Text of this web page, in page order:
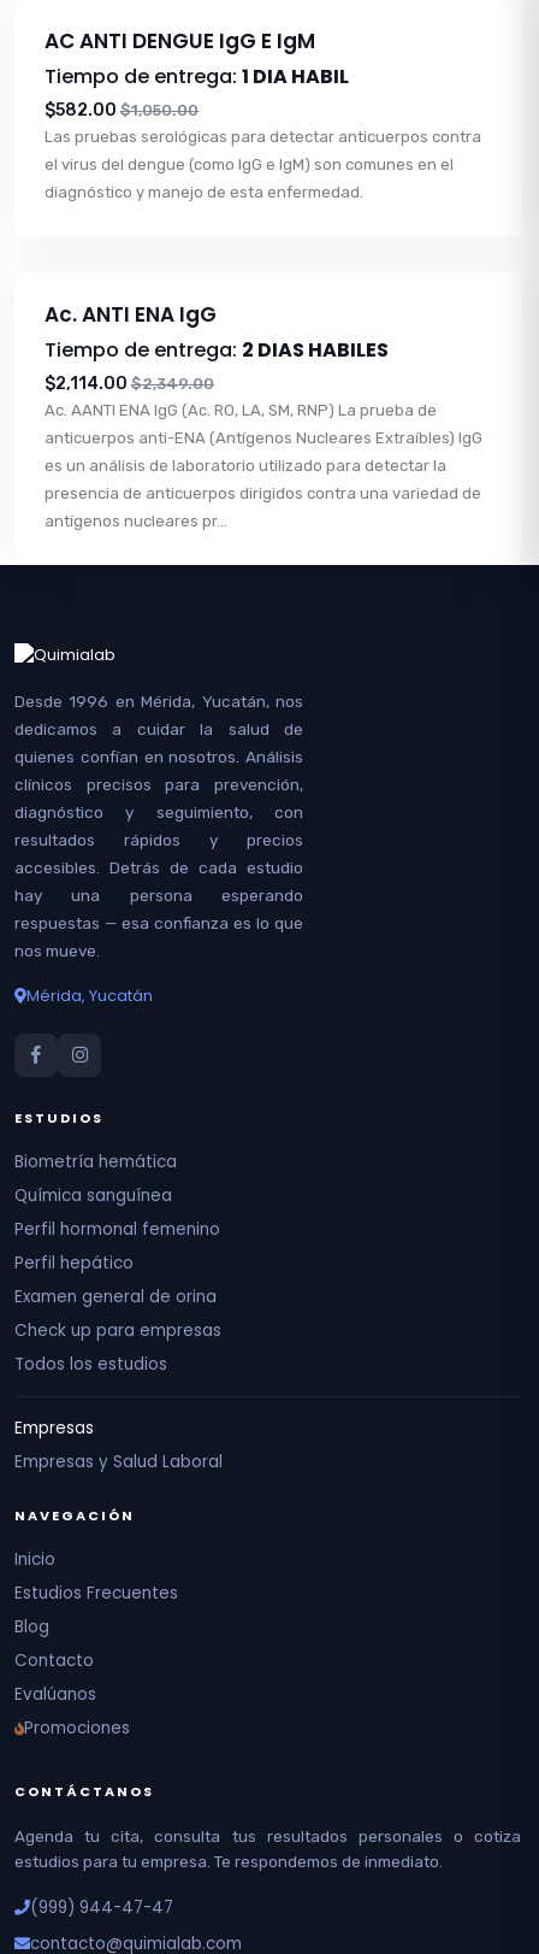
AC ANTI DENGUE IgG E IgM
Tiempo de entrega: 1 DIA HABIL
$582.00 $1,050.00
Las pruebas serológicas para detectar anticuerpos contra
el virus del dengue (como IgG e IgM) son comunes en el
diagnóstico y manejo de esta enfermedad.
Ac. ANTI ENA IgG
Tiempo de entrega: 2 DIAS HABILES
$2,114.00 $2,349.00
Ac. AANTI ENA IgG (Ac. RO, LA, SM, RNP) La prueba de
anticuerpos anti-ENA (Antígenos Nucleares Extraíbles) IgG
es un análisis de laboratorio utilizado para detectar la
presencia de anticuerpos dirigidos contra una variedad de
antígenos nucleares pr...
Desde 1996 en Mérida, Yucatán, nos
dedicamos a cuidar la salud de
quienes confían en nosotros. Análisis
clínicos precisos para prevención,
diagnóstico y seguimiento, con
resultados rápidos y precios
accesibles. Detrás de cada estudio
hay una persona esperando
respuestas — esa confianza es lo que
nos mueve.
Mérida, Yucatán
ESTUDIOS
Biometría hemática
Química sanguínea
Perfil hormonal femenino
Perfil hepático
Examen general de orina
Check up para empresas
Todos los estudios
Empresas
Empresas y Salud Laboral
NAVEGACIÓN
Inicio
Estudios Frecuentes
Blog
Contacto
Evalúanos
Promociones
CONTÁCTANOS
Agenda tu cita, consulta tus resultados personales o cotiza
estudios para tu empresa. Te respondemos de inmediato.
(999) 944-47-47
contacto@quimialab.com